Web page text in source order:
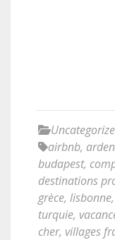
airbnb,
budapest,
destinations
grèce, lisbonne,
turquie,
cher, villages